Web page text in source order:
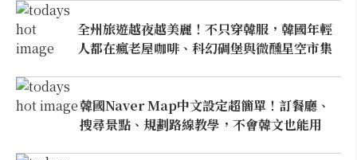
全州旅遊越夜越美麗！不只穿韓服，韓國年輕
人都在瘋老屋咖啡、科幻碉堡與微醺星空市集
韓國Naver Map中文設定超簡單！訂餐廳、
搜尋景點、規劃路線教學，不會韓文也能用